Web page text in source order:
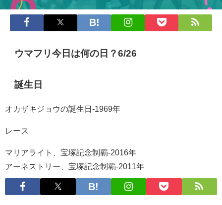
ウマフリ今日は何の日？6/26
誕生日
オカザキジョウの誕生日-1969年
レース
マリアライト、宝塚記念制覇-2016年
アーネストリー、宝塚記念制覇-2011年